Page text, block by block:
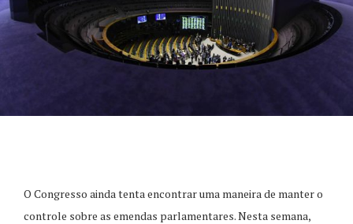
O Congresso ainda tenta encontrar uma maneira de manter o
controle sobre as emendas parlamentares. Nesta semana,